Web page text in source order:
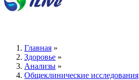
Главная »
Здоровье »
Анализы »
Общеклинические исследования